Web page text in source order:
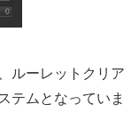
ルーレットクリア
テムとなっていま